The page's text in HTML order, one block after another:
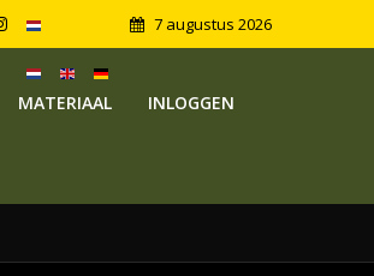
7 augustus 2026
MATERIAAL
INLOGGEN